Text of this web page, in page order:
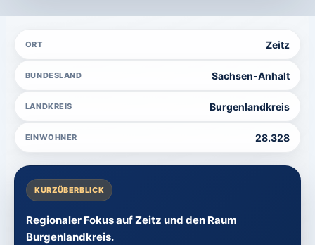
ORT Zeitz
BUNDESLAND Sachsen-Anhalt
LANDKREIS Burgenlandkreis
EINWOHNER 28.328
KURZÜBERBLICK
Regionaler Fokus auf Zeitz und den Raum
Burgenlandkreis.